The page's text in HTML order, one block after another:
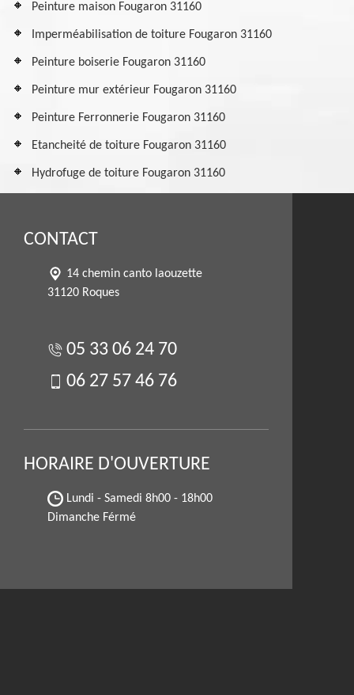
Peinture maison Fougaron 31160
Imperméabilisation de toiture Fougaron 31160
Peinture boiserie Fougaron 31160
Peinture mur extérieur Fougaron 31160
Peinture Ferronnerie Fougaron 31160
Etancheité de toiture Fougaron 31160
Hydrofuge de toiture Fougaron 31160
CONTACT
14 chemin canto laouzette
31120 Roques
05 33 06 24 70
06 27 57 46 76
HORAIRE D'OUVERTURE
Lundi - Samedi 8h00 - 18h00
Dimanche Férmé